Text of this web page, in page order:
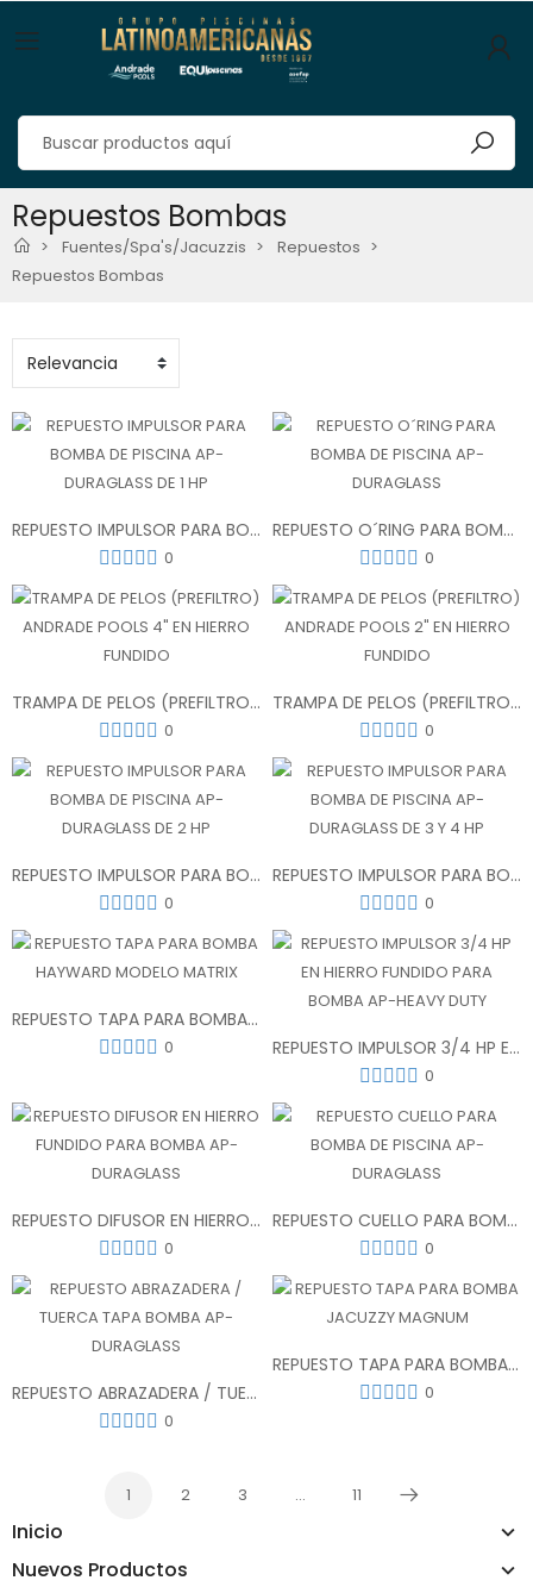
Repuestos Bombas
Fuentes/Spa's/Jacuzzis
Repuestos
Repuestos Bombas
Inicio
Nuevos Productos
REPUESTO IMPULSOR PARA BOMBA DE PISCINA AP-DURAGLASS DE 1 HP
0
REPUESTO O´RING PARA BOMBA DE PISCINA AP-DURAGLASS
0
TRAMPA DE PELOS (PREFILTRO) ANDRADE POOLS 4" EN HIERRO FUNDIDO
0
TRAMPA DE PELOS (PREFILTRO) ANDRADE POOLS 2" EN HIERRO FUNDIDO
0
REPUESTO IMPULSOR PARA BOMBA DE PISCINA AP-DURAGLASS DE 2 HP
0
REPUESTO IMPULSOR PARA BOMBA DE PISCINA AP-DURAGLASS DE 3 Y 4 HP
0
REPUESTO TAPA PARA BOMBA HAYWARD MODELO MATRIX
0 REPUESTO IMPULSOR 3/4 HP EN HIERRO FUNDIDO PARA BOMBA AP-HEAVY DUTY
0
REPUESTO DIFUSOR EN HIERRO FUNDIDO PARA BOMBA AP-DURAGLASS
0
REPUESTO CUELLO PARA BOMBA DE PISCINA AP-DURAGLASS
0
REPUESTO ABRAZADERA / TUERCA TAPA BOMBA AP-DURAGLASS
0
REPUESTO TAPA PARA BOMBA JACUZZY MAGNUM
0
1 2 3 … 11
Próximo